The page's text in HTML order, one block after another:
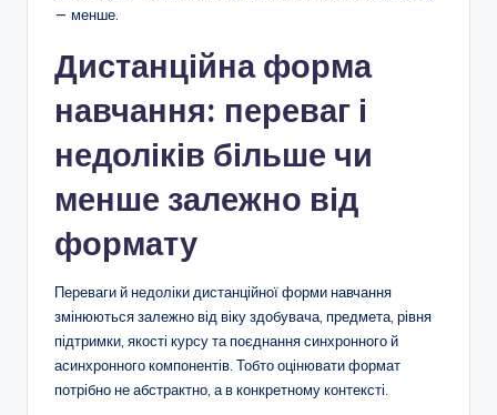
— менше.
Дистанційна форма
навчання: переваг і
недоліків більше чи
менше залежно від
формату
Переваги й недоліки дистанційної форми навчання
змінюються залежно від віку здобувача, предмета, рівня
підтримки, якості курсу та поєднання синхронного й
асинхронного компонентів. Тобто оцінювати формат
потрібно не абстрактно, а в конкретному контексті.